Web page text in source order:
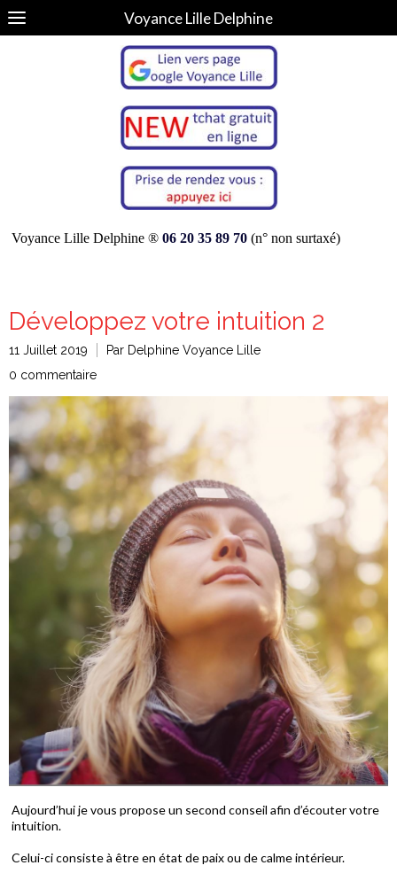
Voyance Lille Delphine
Voyance Lille Delphine ® 06 20 35 89 70 (n° non surtaxé)
Développez votre intuition 2
11 Juillet 2019
Par Delphine Voyance Lille
0 commentaire
Aujourd’hui je vous propose un second conseil afin d’écouter votre
intuition.
Celui-ci consiste à être en état de paix ou de calme intérieur.